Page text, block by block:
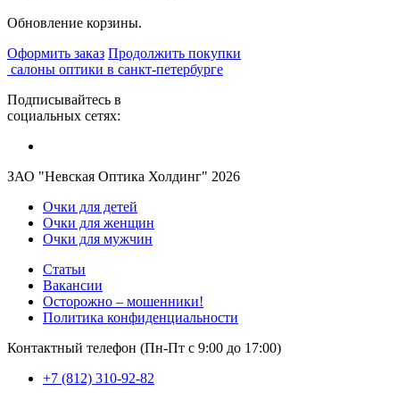
Обновление корзины.
Оформить заказ Продолжить покупки
салоны оптики в санкт-петербурге
Подписывайтесь в
социальных сетях:
ЗАО "Невская Оптика Холдинг" 2026
Очки для детей
Очки для женщин
Очки для мужчин
Статьи
Вакансии
Осторожно – мошенники!
Политика конфиденциальности
Контактный телефон (Пн-Пт с 9:00 до 17:00)
+7 (812) 310-92-82